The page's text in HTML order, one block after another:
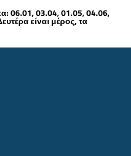
06.01, 03.04, 01.05, 04.06,
είναι μέρος, τα